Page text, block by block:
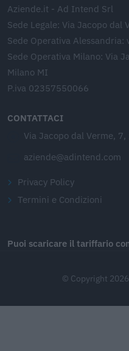
Aziende.it - Ad Intend Srl
Sede Legale: Via Jacopo dal
Sede Operativa Alessandria:
Sede Operativa Milano: Via
Milano MI
P.iva 02357550066
CONTATTACI
Via Jacopo dal Verme,
aziende@adintend.com
Privacy Policy
Termini e Condizioni
Puoi scaricare il tariffario
© Copyright